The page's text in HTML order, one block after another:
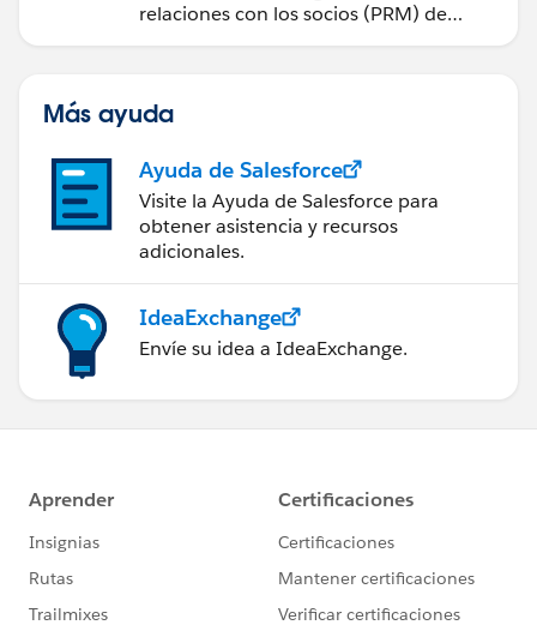
relaciones con los socios (PRM) de
Más ayuda
Ayuda de Salesforce
Visite la Ayuda de Salesforce para
obtener asistencia y recursos
adicionales.
IdeaExchange
Envíe su idea a IdeaExchange.